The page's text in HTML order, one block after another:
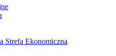
Strefa Ekonomiczna